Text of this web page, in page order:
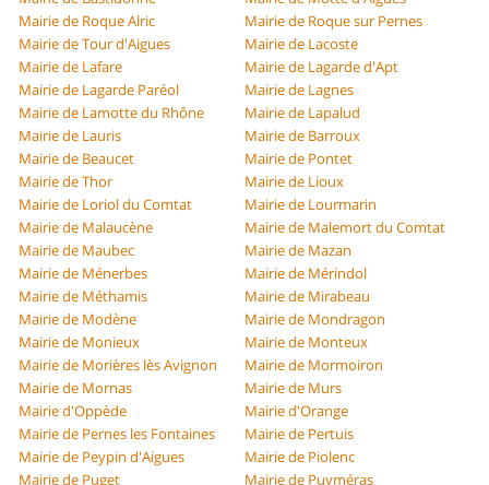
Mairie de Roque Alric
Mairie de Roque sur Pernes
Mairie de Tour d'Aigues
Mairie de Lacoste
Mairie de Lafare
Mairie de Lagarde d'Apt
Mairie de Lagarde Paréol
Mairie de Lagnes
Mairie de Lamotte du Rhône
Mairie de Lapalud
Mairie de Lauris
Mairie de Barroux
Mairie de Beaucet
Mairie de Pontet
Mairie de Thor
Mairie de Lioux
Mairie de Loriol du Comtat
Mairie de Lourmarin
Mairie de Malaucène
Mairie de Malemort du Comtat
Mairie de Maubec
Mairie de Mazan
Mairie de Ménerbes
Mairie de Mérindol
Mairie de Méthamis
Mairie de Mirabeau
Mairie de Modène
Mairie de Mondragon
Mairie de Monieux
Mairie de Monteux
Mairie de Morières lès Avignon
Mairie de Mormoiron
Mairie de Mornas
Mairie de Murs
Mairie d'Oppède
Mairie d'Orange
Mairie de Pernes les Fontaines
Mairie de Pertuis
Mairie de Peypin d'Aigues
Mairie de Piolenc
Mairie de Puget
Mairie de Puyméras